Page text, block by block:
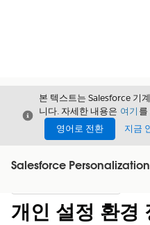
닫기
본 텍스트는 Salesforce 기
니다. 자세한 내용은 여기
영어로 전환
지금
Salesforce Personalization
개인 설정 환경